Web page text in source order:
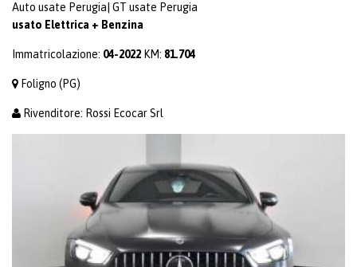
Auto usate Perugia GT usate Perugia
usato Elettrica + Benzina
Immatricolazione: 04-2022 KM: 81.704
Foligno (PG)
Rivenditore: Rossi Ecocar Srl